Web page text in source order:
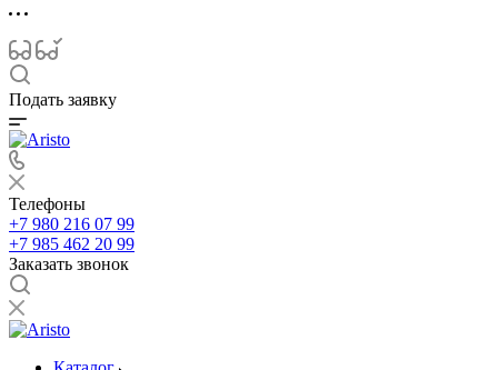
Подать заявку
Телефоны
+7 980 216 07 99
+7 985 462 20 99
Заказать звонок